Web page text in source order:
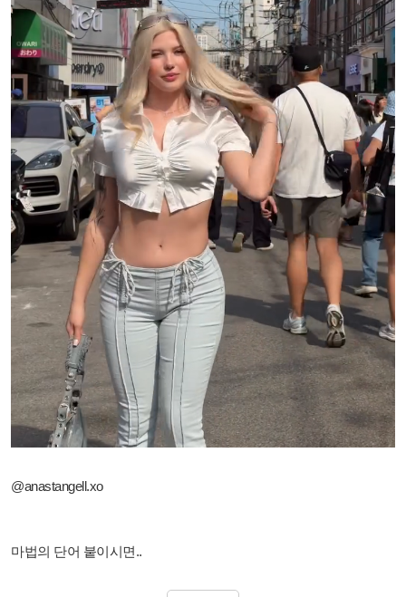
@anastangell.xo
마법의 단어 붙이시면..